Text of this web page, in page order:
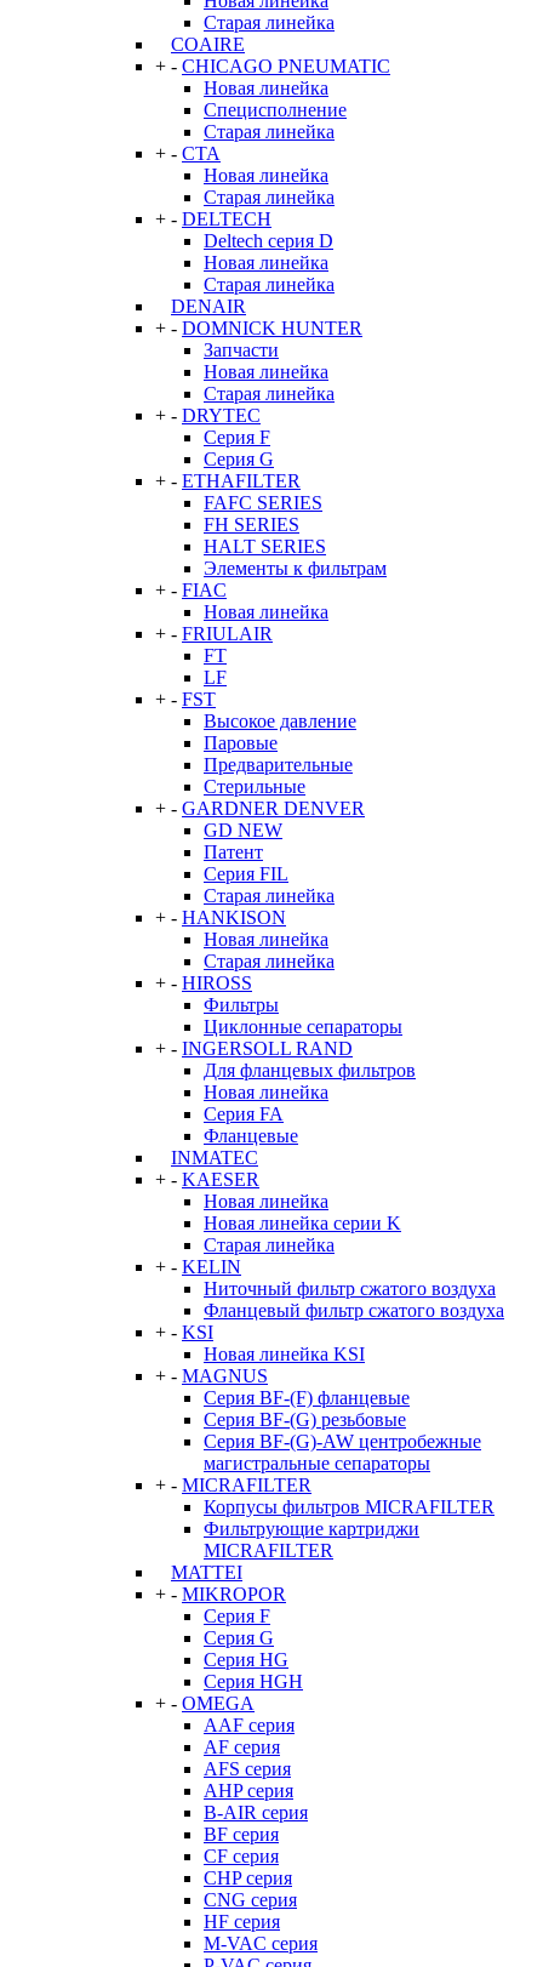
Старая линейка
COAIRE
+ - CHICAGO PNEUMATIC
Новая линейка
Специсполнение
Старая линейка
+ - CTA
Новая линейка
Старая линейка
+ - DELTECH
Deltech серия D
Новая линейка
Старая линейка
DENAIR
+ - DOMNICK HUNTER
Запчасти
Новая линейка
Старая линейка
+ - DRYTEC
Серия F
Серия G
+ - ETHAFILTER
FAFC SERIES
FH SERIES
HALT SERIES
Элементы к фильтрам
+ - FIAC
Новая линейка
+ - FRIULAIR
FT
LF
+ - FST
Высокое давление
Паровые
Предварительные
Стерильные
+ - GARDNER DENVER
GD NEW
Патент
Серия FIL
Старая линейка
+ - HANKISON
Новая линейка
Старая линейка
+ - HIROSS
Фильтры
Циклонные сепараторы
+ - INGERSOLL RAND
Для фланцевых фильтров
Новая линейка
Серия FA
Фланцевые
INMATEC
+ - KAESER
Новая линейка
Новая линейка серии K
Старая линейка
+ - KELIN
Ниточный фильтр сжатого воздуха
Фланцевый фильтр сжатого воздуха
+ - KSI
Новая линейка KSI
+ - MAGNUS
Серия BF-(F) фланцевые
Серия BF-(G) резьбовые
Серия BF-(G)-AW центробежные
магистральные сепараторы
+ - MICRAFILTER
Корпусы фильтров MICRAFILTER
Фильтрующие картриджи
MICRAFILTER
MATTEI
+ - MIKROPOR
Серия F
Серия G
Серия HG
Серия HGH
+ - OMEGA
AAF серия
AF серия
AFS серия
AHP серия
B-AIR серия
BF серия
CF серия
CHP серия
CNG серия
HF серия
M-VAC серия